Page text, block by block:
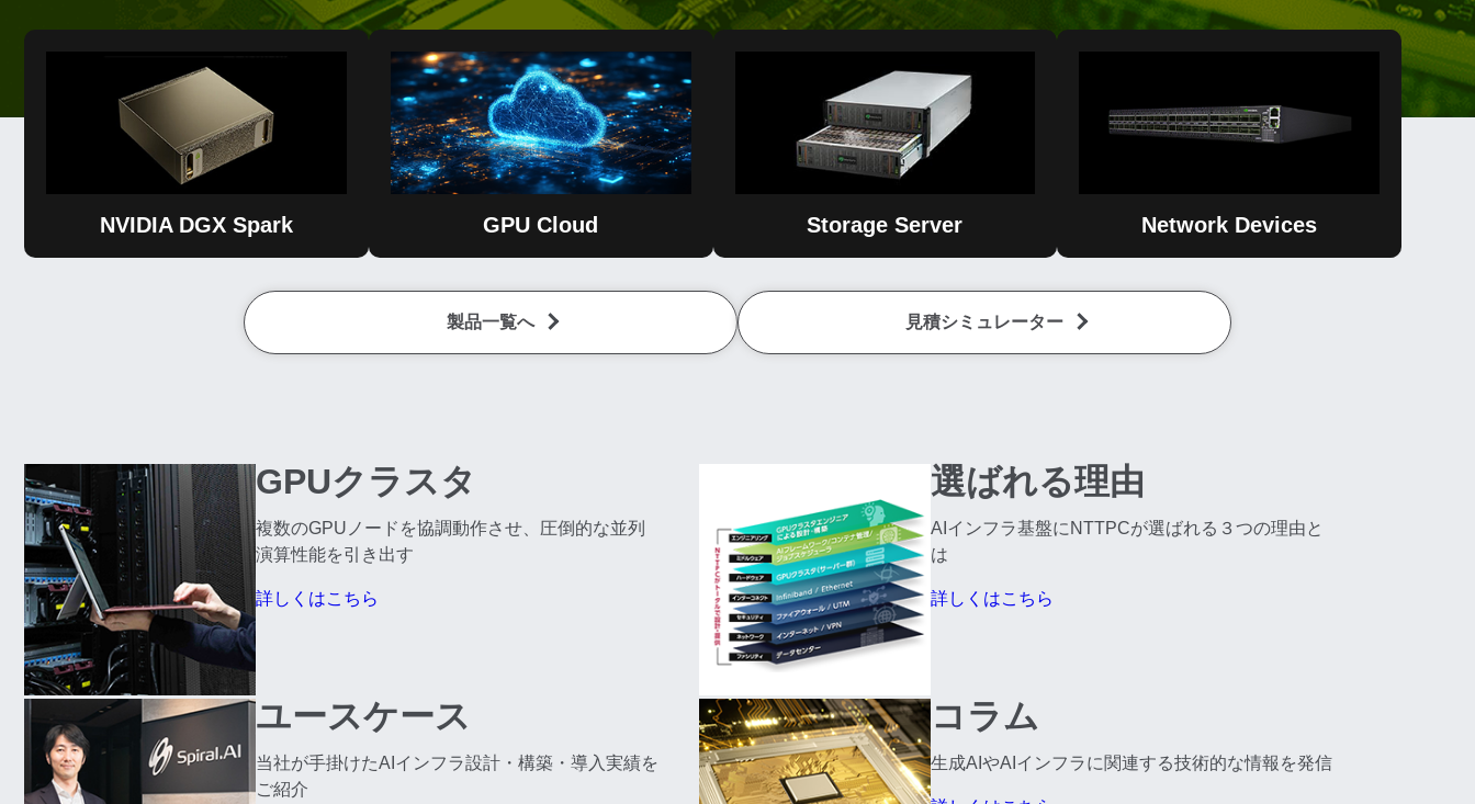
NVIDIA DGX Spark GPU Cloud Storage Server Network Devices
製品一覧へ 見積シミュレーター
GPUクラスタ
複数のGPUノードを協調動作させ、圧倒的な並列
演算性能を引き出す
詳しくはこちら
選ばれる理由
AIインフラ基盤にNTTPCが選ばれる３つの理由と
は
詳しくはこちら
ユースケース
当社が手掛けたAIインフラ設計・構築・導入実績を
ご紹介
コラム
生成AIやAIインフラに関連する技術的な情報を発信